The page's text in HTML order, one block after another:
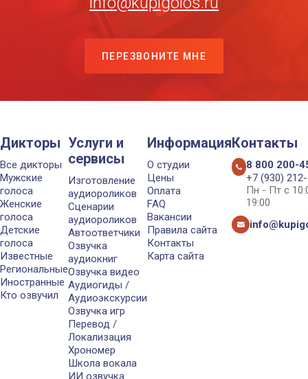
ПЕРЕЗВОНИТЕ МНЕ
Дикторы
Все дикторы
Мужские
голоса
Женские
голоса
Детские
голоса
Известные
Региональные
Иностранные
Кто озвучил
Услуги и
сервисы
Изготовление
аудиороликов
Сценарии
аудиороликов
Автоответчики
Озвучка
аудиокниг
Озвучка видео
Аудиогиды /
Аудиоэкскурсии
Озвучка игр
Перевод /
Локализация
Хрономер
Школа вокала
ИИ озвучка
Информация
О студии
Цены
Оплата
FAQ
Вакансии
Правила сайта
Контакты
Карта сайта
Контакты
8 800 200-
+7 (930)
Пн - Пт с
19:00